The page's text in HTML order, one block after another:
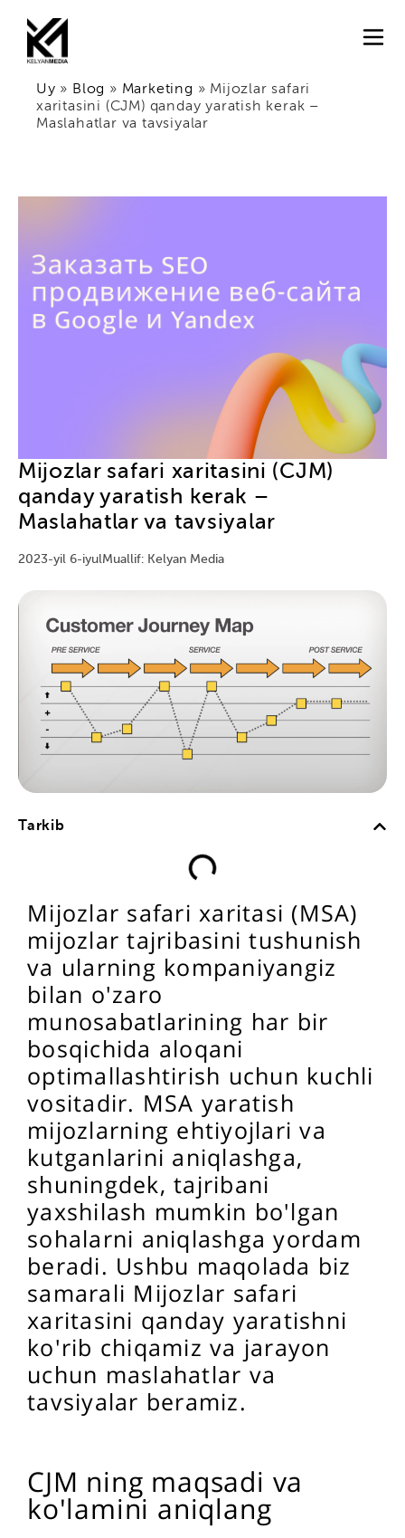
Uy » Blog » Marketing » Mijozlar safari
xaritasini (CJM) qanday yaratish kerak –
Maslahatlar va tavsiyalar
Mijozlar safari xaritasini (CJM)
qanday yaratish kerak –
Maslahatlar va tavsiyalar
2023-yil 6-iyulMuallif: Kelyan Media
Tarkib
Mijozlar safari xaritasi (MSA)
mijozlar tajribasini tushunish
va ularning kompaniyangiz
bilan o'zaro
munosabatlarining har bir
bosqichida aloqani
optimallashtirish uchun kuchli
vositadir. MSA yaratish
mijozlarning ehtiyojlari va
kutganlarini aniqlashga,
shuningdek, tajribani
yaxshilash mumkin bo'lgan
sohalarni aniqlashga yordam
beradi. Ushbu maqolada biz
samarali Mijozlar safari
xaritasini qanday yaratishni
ko'rib chiqamiz va jarayon
uchun maslahatlar va
tavsiyalar beramiz.
CJM ning maqsadi va
ko'lamini aniqlang